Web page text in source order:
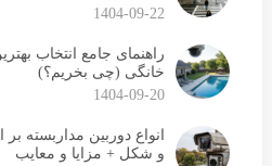
1404-09-22
راهنمای جامع انتخاب
خانگی (چی بخریم؟)
1404-09-20
انواع دوربین مداربسته
و شکل + مزایا و معایب